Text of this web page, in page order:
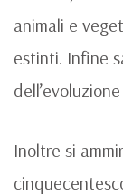
animali e
estinti. Infine
Inoltre si